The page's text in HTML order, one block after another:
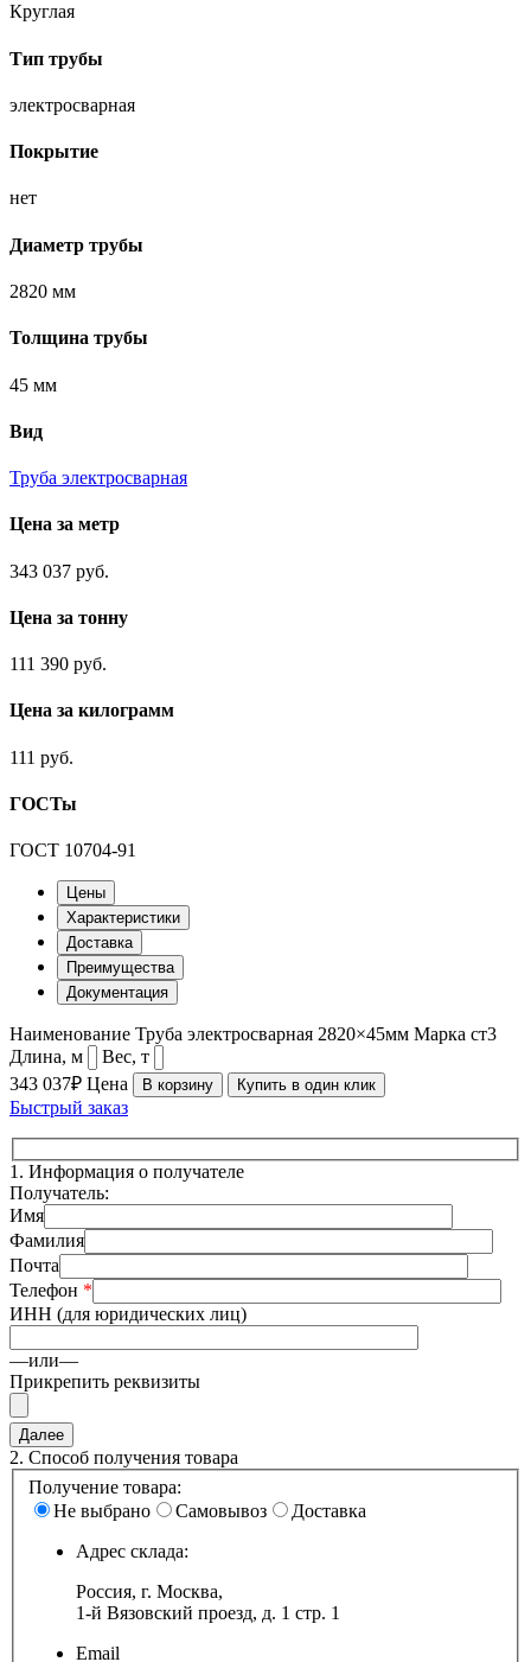
Круглая
Тип трубы
электросварная
Покрытие
нет
Диаметр трубы
2820 мм
Толщина трубы
45 мм
Вид
Труба электросварная
Цена за метр
343 037 руб.
Цена за тонну
111 390 руб.
Цена за килограмм
111 руб.
ГОСТы
ГОСТ 10704-91
Цены
Характеристики
Доставка
Преимущества
Документация
Наименование Труба электросварная 2820×45мм Марка ст3
Длина, м
Вес, т
343 037₽ Цена В корзину Купить в один клик
Быстрый заказ
1. Информация о получателе
Получатель:
Имя
Фамилия
Почта
Телефон *
ИНН (для юридических лиц)
—или—
Прикрепить реквизиты
2. Способ получения товара
Получение товара:
Не выбрано
Самовывоз
Доставка
Адрес склада:
Россия, г. Москва,
1-й Вязовский проезд, д. 1 стр. 1
Email